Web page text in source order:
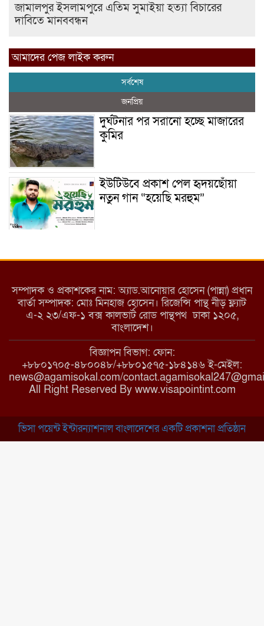
জামালপুর ইসলামপুরে এতিম সুমাইয়া হত্যা বিচারের
দাবিতে মানববন্ধন
আমাদের পেজ লাইক করুন
সর্বশেষ
জনপ্রিয়
দুর্ঘটনার পর সরানো হচ্ছে মাজারের
কুমির
ইউটিউবে প্রকাশ পেল হৃদয়ছোঁয়া
নতুন গান “হয়েছি মরহুম”
মরণ নেশা
মাধবপুরে কমিউনিটি ক্লিনিকে
অনিয়মের অভিযোগ
রাজবাড়ী: বালিয়াকান্দিতে কিশোরীর
ঝুলন্ত মরদেহ উদ্ধার
সম্পাদক ও প্রকাশকের নাম: অ্যাড.আনোয়ার হোসেন (পান্না) প্রধান
বার্তা সম্পাদক: মোঃ মিনহাজ হোসেন। রিজেন্সি পান্থ নীড় ফ্ল্যাট
এ-২ ২৩/এফ-১ বক্স কালভার্ট রোড পান্থপথ ঢাকা ১২০৫,
বাংলাদেশ।
বিজ্ঞাপন বিভাগ: ফোন:
+৮৮০১৭০৫-৪৮০০৪৮/+৮৮০১৫৭৫-১৮৪১৪৬ ই-মেইল:
news@agamisokal.com/
All Right Reserved By www.visapointint.com
ভিসা পয়েন্ট ইন্টারন্যাশনাল বাংলাদেশের একটি প্রকাশনা প্রতিষ্ঠান